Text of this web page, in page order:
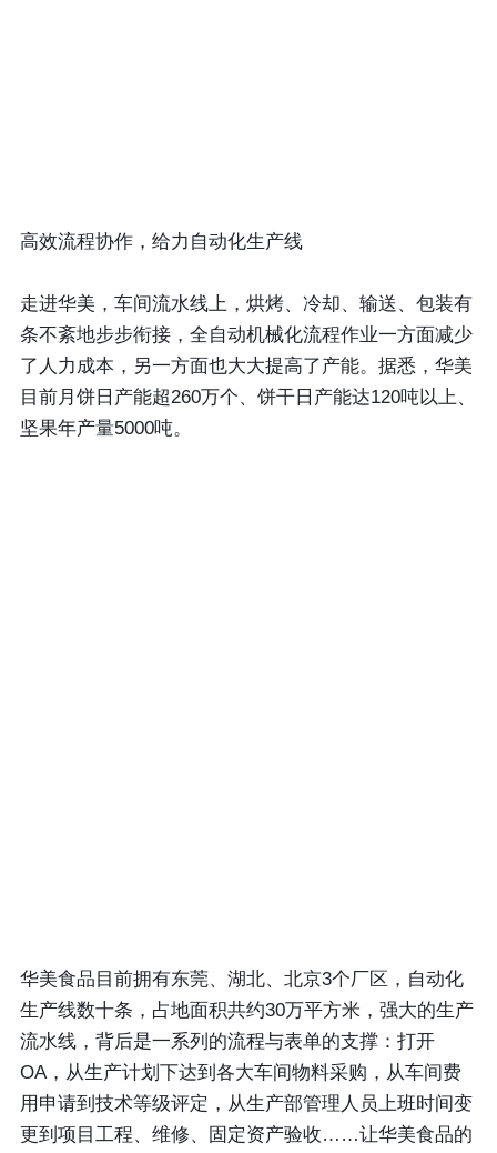
高效流程协作，给力自动化生产线
走进华美，车间流水线上，烘烤、冷却、输送、包装有
条不紊地步步衔接，全自动机械化流程作业一方面减少
了人力成本，另一方面也大大提高了产能。据悉，华美
目前月饼日产能超260万个、饼干日产能达120吨以上、
坚果年产量5000吨。
华美食品目前拥有东莞、湖北、北京3个厂区，自动化
生产线数十条，占地面积共约30万平方米，强大的生产
流水线，背后是一系列的流程与表单的支撑：打开
OA，从生产计划下达到各大车间物料采购，从车间费
用申请到技术等级评定，从生产部管理人员上班时间变
更到项目工程、维修、固定资产验收……让华美食品的